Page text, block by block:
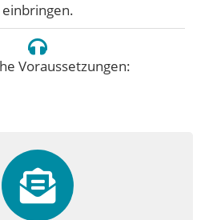
einbringen.
Voraussetzungen: